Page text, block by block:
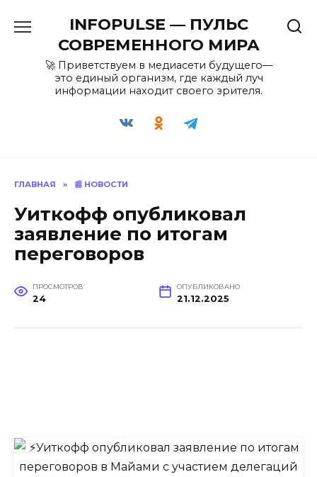
содержанию
INFOPULSE — ПУЛЬС
СОВРЕМЕННОГО МИРА
🚀 Приветствуем в медиасети будущего—
это единый организм, где каждый луч
информации находит своего зрителя.
ГЛАВНАЯ » 📰 НОВОСТИ
Уиткофф опубликовал
заявление по итогам
переговоров
ПРОСМОТРОВ
24
ОПУБЛИКОВАНО
21.12.2025